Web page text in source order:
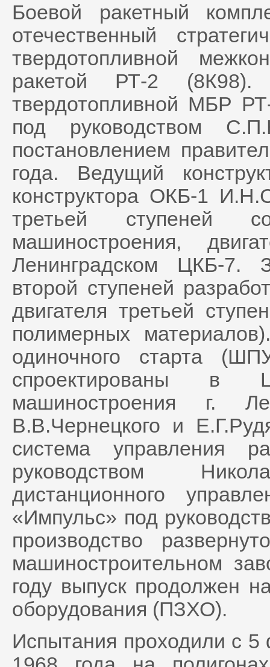
Боевой ракетный
отечественный
твердотопливной
ракетой РТ-2 (8К98).
твердотопливной МБР
под руководством
постановлением
года. Ведущий
конструктора ОКБ-1
третьей ступеней
машиностроения,
Ленинградском ЦКБ-7.
второй ступеней
двигателя третьей
полимерных
одиночного старта
спроектированы в
машиностроения г.
В.В.Чернецкого и
система
руководством
дистанционного
«Импульс» под
производство
машиностроительном
году выпуск продолжен
оборудования (ПЗХО).
Испытания проходили с 5